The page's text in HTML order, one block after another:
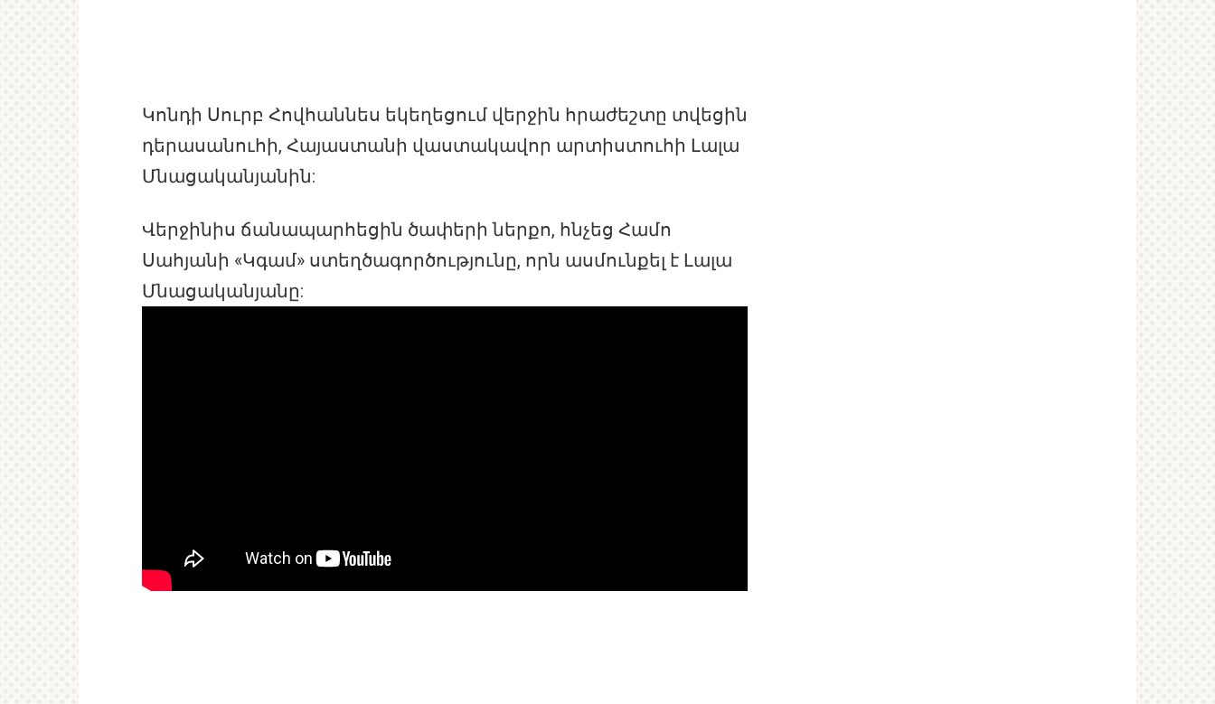
Կոնդի Սուրբ Հովհաննես եկեղեցում վերջին հրաժեշտը տվեցին
դերասանուհի, Հայաստանի վաստակավոր արտիստուհի Լալա
Մնացականյանին:
Վերջինիս ճանապարհեցին ծափերի ներքո, հնչեց Համո
Սահյանի «Կգամ» ստեղծագործությունը, որն ասմունքել է Լալա
Մնացականյանը: